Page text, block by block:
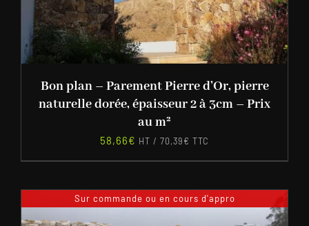
Bon plan – Parement Pierre d’Or, pierre
naturelle dorée, épaisseur 2 à 3cm – Prix
au m²
58,66€ HT / 70,39€ TTC
Sur commande ou en cours d'appro